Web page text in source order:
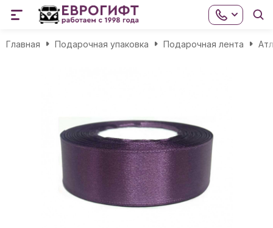
Главная Подарочная упаковка Подарочная лента